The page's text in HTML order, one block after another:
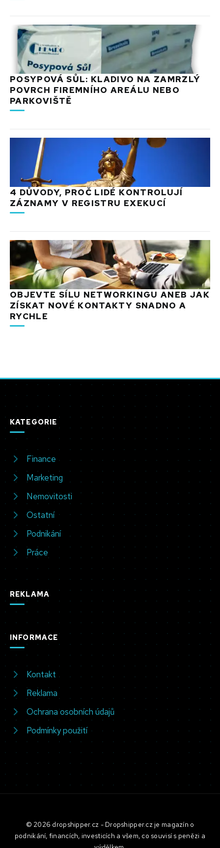
POSYPOVÁ SŮL: KLADIVO NA ZAMRZLÝ
POVRCH FIREMNÍHO AREÁLU NEBO
PARKOVIŠTĚ
4 DŮVODY, PROČ LIDÉ KONTROLUJÍ
ZÁZNAMY V REGISTRU EXEKUCÍ
OBJEVTE SÍLU NETWORKINGU ANEB JAK
ZÍSKAT NOVÉ KONTAKTY SNADNO A
RYCHLE
KATEGORIE
Finance
Marketing
Nemovitosti
Ostatní
Podnikání
Práce
REKLAMA
INFORMACE
Kontakt
Reklama
Ochrana osobních údajů
Podmínky použití
© 2026 dropshipper.cz - Dropshipper.cz je magazín o
podnikání, financích, investicích a všem, co souvisí s penězi a